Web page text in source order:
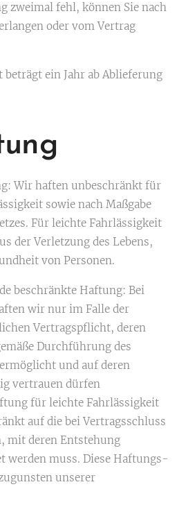
zweimal fehl, können Sie nach
oder vom Vertrag
ein Jahr ab Ablieferung
Wir haften unbeschränkt für
sowie nach Maßgabe
Für leichte Fahrlässigkeit
der Verletzung des Lebens,
von Personen.
beschränkte Haftung: Bei
wir nur im Falle der
Vertragspflicht, deren
Durchführung des
und auf deren
vertrauen dürfen
für leichte Fahrlässigkeit
auf die bei Vertragsschluss
mit deren Entstehung
werden muss. Diese Haftungs-
unserer